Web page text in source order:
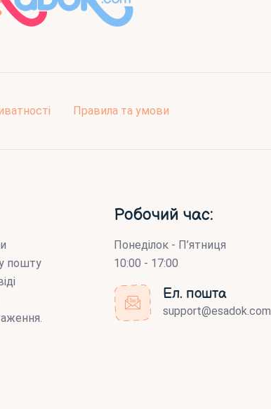
Правила та умови
пошту
Робочий час:
Понеділок - П’ятниця
10:00 - 17:00
Ел. пошта
support@esadok.com